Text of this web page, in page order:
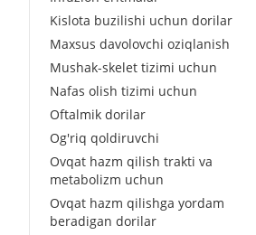
Kislota buzilishi uchun dorilar
Maxsus davolovchi oziqlanish
Mushak-skelet tizimi uchun
Nafas olish tizimi uchun
Oftalmik dorilar
Og'riq qoldiruvchi
Ovqat hazm qilish trakti va
metabolizm uchun
Ovqat hazm qilishga yordam
beradigan dorilar